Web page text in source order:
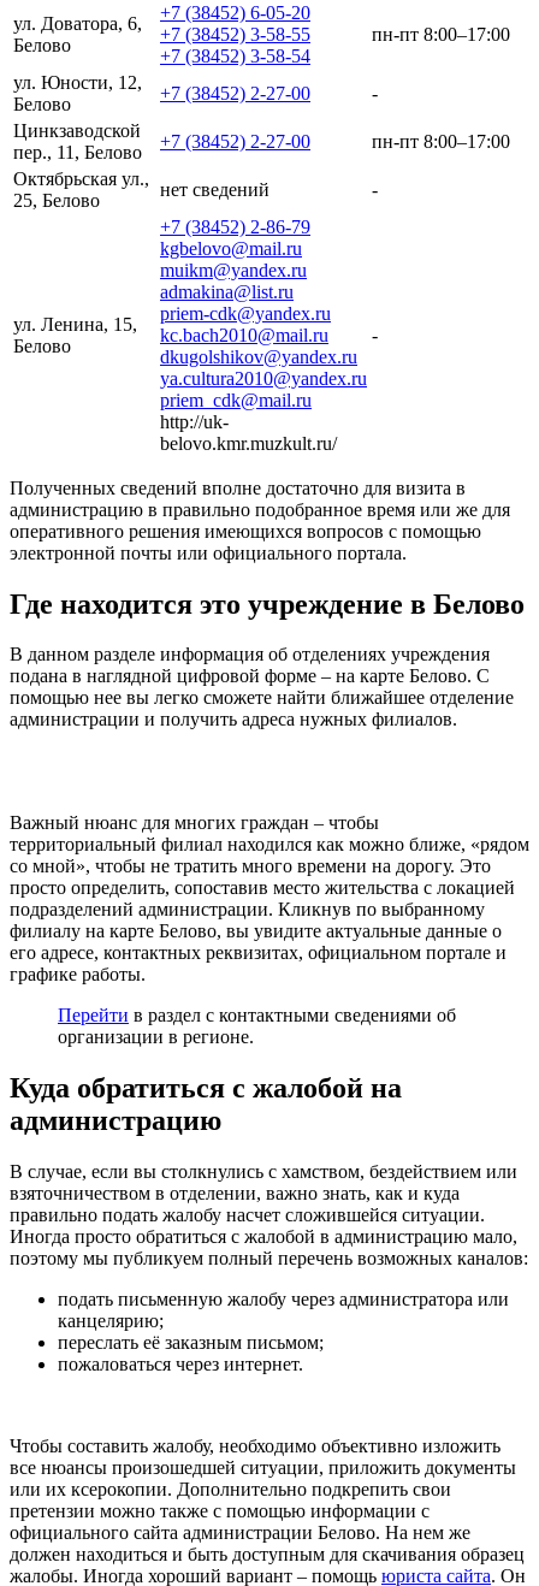
ул. Доватора, 6,
Белово
+7 (38452) 6-05-20
+7 (38452) 3-58-55
+7 (38452) 3-58-54
пн-пт 8:00–17:00
ул. Юности, 12,
Белово
+7 (38452) 2-27-00
-
Цинкзаводской
пер., 11, Белово
+7 (38452) 2-27-00
пн-пт 8:00–17:00
Октябрьская ул.,
25, Белово
нет сведений -
ул. Ленина, 15,
Белово
+7 (38452) 2-86-79
kgbelovo@mail.ru
muikm@yandex.ru
admakina@list.ru
priem-cdk@yandex.ru
kc.bach2010@mail.ru
dkugolshikov@yandex.ru
ya.cultura2010@yandex.ru
priem_cdk@mail.ru
http://uk-
belovo.kmr.muzkult.ru/
-
Полученных сведений вполне достаточно для визита в
администрацию в правильно подобранное время или же для
оперативного решения имеющихся вопросов с помощью
электронной почты или официального портала.
Где находится это учреждение в Белово
В данном разделе информация об отделениях учреждения
подана в наглядной цифровой форме – на карте Белово. С
помощью нее вы легко сможете найти ближайшее отделение
администрации и получить адреса нужных филиалов.
Важный нюанс для многих граждан – чтобы
территориальный филиал находился как можно ближе, «рядом
со мной», чтобы не тратить много времени на дорогу. Это
просто определить, сопоставив место жительства с локацией
подразделений администрации. Кликнув по выбранному
филиалу на карте Белово, вы увидите актуальные данные о
его адресе, контактных реквизитах, официальном портале и
графике работы.
Перейти в раздел с контактными сведениями об
организации в регионе.
Куда обратиться с жалобой на
администрацию
В случае, если вы столкнулись с хамством, бездействием или
взяточничеством в отделении, важно знать, как и куда
правильно подать жалобу насчет сложившейся ситуации.
Иногда просто обратиться с жалобой в администрацию мало,
поэтому мы публикуем полный перечень возможных каналов:
подать письменную жалобу через администратора или
канцелярию;
переслать её заказным письмом;
пожаловаться через интернет.
Чтобы составить жалобу, необходимо объективно изложить
все нюансы произошедшей ситуации, приложить документы
или их ксерокопии. Дополнительно подкрепить свои
претензии можно также с помощью информации с
официального сайта администрации Белово. На нем же
должен находиться и быть доступным для скачивания образец
жалобы. Иногда хороший вариант – помощь юриста сайта. Он